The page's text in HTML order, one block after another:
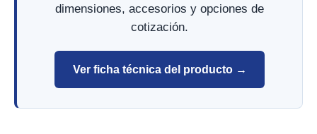
dimensiones, accesorios y opciones de
cotización.
Ver ficha técnica del producto →